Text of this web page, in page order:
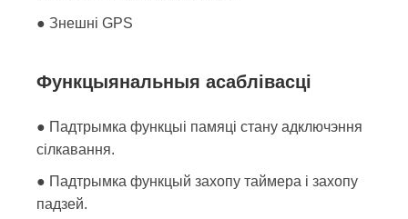
● Знешні GPS
Функцыянальныя асаблівасці
● Падтрымка функцыі памяці стану адключэння
сілкавання.
● Падтрымка функцый захопу таймера і захопу
падзей.